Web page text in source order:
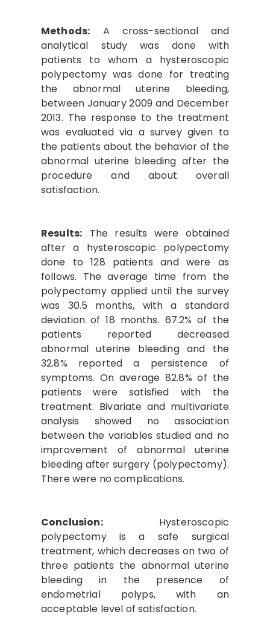
Methods:
A cross-sectional and
analytical study was done with
patients to whom a hysteroscopic
polypectomy was done for treating
the abnormal uterine bleeding,
between January 2009 and December
2013. The response to the treatment
was evaluated via a survey given to
the patients about the behavior of the
abnormal uterine bleeding after the
procedure and about overall
satisfaction.
Results:
The results were obtained
after a hysteroscopic polypectomy
done to 128 patients and were as
follows. The average time from the
polypectomy applied until the survey
was 30.5 months, with a standard
deviation of 18 months. 67.2% of the
patients reported decreased
abnormal uterine bleeding and the
32.8% reported a persistence of
symptoms. On average 82.8% of the
patients were satisfied with the
treatment. Bivariate and multivariate
analysis showed no association
between the variables studied and no
improvement of abnormal uterine
bleeding after surgery (polypectomy).
There were no complications.
Conclusion:
Hysteroscopic
polypectomy is a safe surgical
treatment, which decreases on two of
three patients the abnormal uterine
bleeding in the presence of
endometrial polyps, with an
acceptable level of satisfaction.